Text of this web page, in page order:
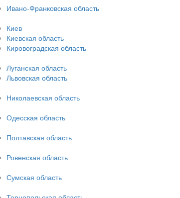
Ивано-Франковская область
Киев
Киевская область
Кировоградская область
Луганская область
Львовская область
Николаевская область
Одесская область
Полтавская область
Ровенская область
Сумская область